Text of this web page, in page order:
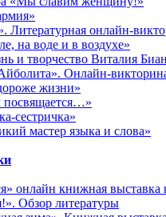
онлайн-
на воде и в воздухе»
и творчество Виталия
Онлайн-
жизни»
посвящается…»
сестричка»
мастер языка и слова»
онлайн книжная
Обзор литературы